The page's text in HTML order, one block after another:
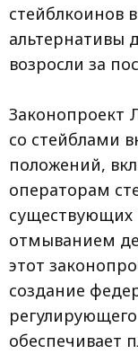
стейблкоинов
альтернативы
возросли за
Законопроект
со стейблами
положений,
операторам
существующих
отмыванием
этот
создание
обеспечивает